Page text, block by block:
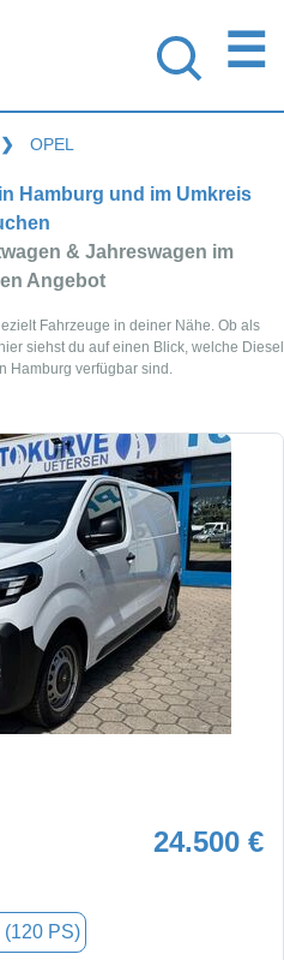
☰
❯ OPEL
Hamburg und im Umkreis
& Jahreswagen im
Angebot
Fahrzeuge in deiner Nähe. Ob als
siehst du auf einen Blick, welche Diesel
Hamburg verfügbar sind.
24.500 €
(120 PS)